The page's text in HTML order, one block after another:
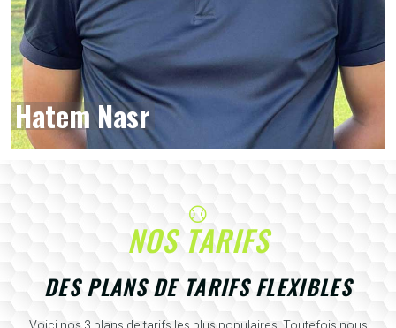
Hatem Nasr
NOS TARIFS
DES PLANS DE TARIFS FLEXIBLES